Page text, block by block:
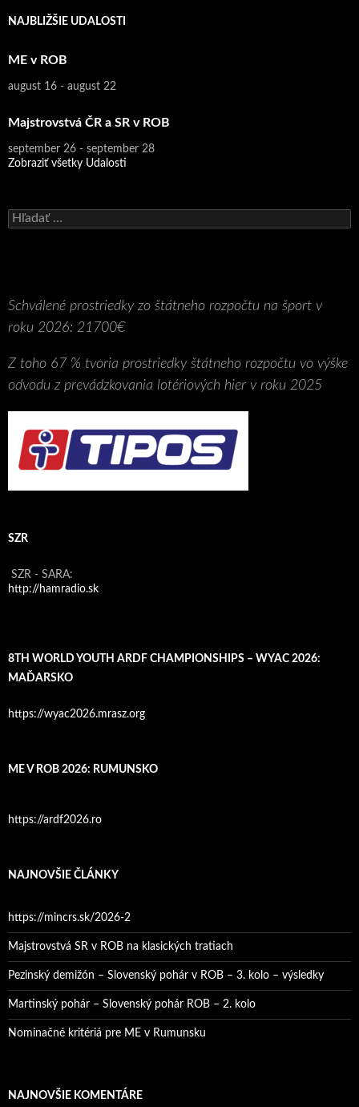
NAJBLIŽŠIE UDALOSTI
ME v ROB
august 16 - august 22
Majstrovstvá ČR a SR v ROB
september 26 - september 28
Zobraziť všetky Udalosti
H
ľ
:
Schválené prostriedky zo štátneho rozpočtu na šport v
roku 2026: 21700€
Z toho 67 % tvoria prostriedky štátneho rozpočtu vo výške
odvodu z prevádzkovania lotériových hier v roku 2025
SZR
SZR - SARA:
http://hamradio.sk
8TH WORLD YOUTH ARDF CHAMPIONSHIPS – WYAC 2026:
MAĎARSKO
https://wyac2026.mrasz.org
ME V ROB 2026: RUMUNSKO
https://ardf2026.ro
NAJNOVŠIE ČLÁNKY
https://mincrs.sk/2026-2
Majstrovstvá SR v ROB na klasických tratiach
Pezinský demižón – Slovenský pohár v ROB – 3. kolo – výsledky
Martinský pohár – Slovenský pohár ROB – 2. kolo
Nominačné kritériá pre ME v Rumunsku
NAJNOVŠIE KOMENTÁRE